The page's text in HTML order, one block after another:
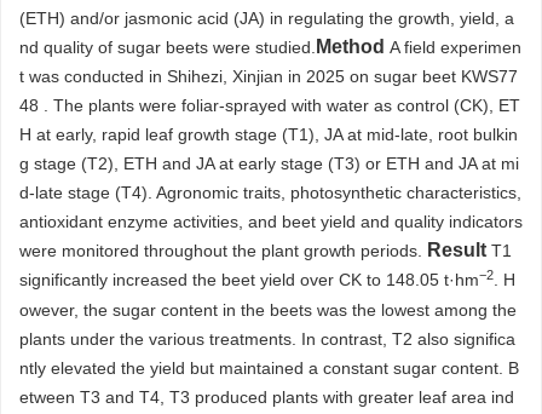
(ETH) and/or jasmonic acid (JA) in regulating the growth, yield, a
nd quality of sugar beets were studied. Method A field experimen
t was conducted in Shihezi, Xinjian in 2025 on sugar beet KWS77
48 . The plants were foliar-sprayed with water as control (CK), ET
H at early, rapid leaf growth stage (T1), JA at mid-late, root bulkin
g stage (T2), ETH and JA at early stage (T3) or ETH and JA at mi
d-late stage (T4). Agronomic traits, photosynthetic characteristics,
antioxidant enzyme activities, and beet yield and quality indicators
were monitored throughout the plant growth periods.
Result T1
significantly increased the beet yield over CK to 148.05 t·hm−2
. H
owever, the sugar content in the beets was the lowest among the
plants under the various treatments. In contrast, T2 also significa
ntly elevated the yield but maintained a constant sugar content. B
etween T3 and T4, T3 produced plants with greater leaf area ind